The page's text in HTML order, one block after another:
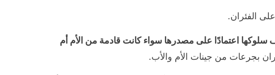
الفئران.
سلوكها اعتمادًا على مصدرها سواء كانت قادمة من الأم أم
بجرعات من جينات الأم والأب.